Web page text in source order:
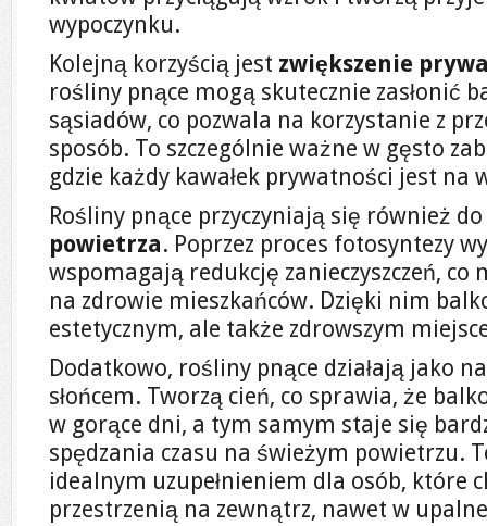
wypoczynku.
Kolejną korzyścią jest zwiększenie
rośliny pnące mogą skutecznie zasłonić
sąsiadów, co pozwala na korzystanie z
sposób. To szczególnie ważne w gęsto
gdzie każdy kawałek prywatności jest na
Rośliny pnące przyczyniają się również do
powietrza. Poprzez proces fotosyntezy
wspomagają redukcję zanieczyszczeń, co
na zdrowie mieszkańców. Dzięki nim
estetycznym, ale także zdrowszym
Dodatkowo, rośliny pnące działają jako
słońcem. Tworzą cień, co sprawia, że
w gorące dni, a tym samym staje się
spędzania czasu na świeżym powietrzu.
idealnym uzupełnieniem dla osób, które
przestrzenią na zewnątrz, nawet w